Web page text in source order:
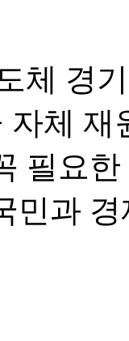
체 경
자체
필요
민과